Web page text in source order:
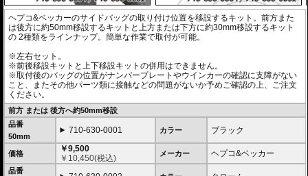
ヘプコ&ベッカーのサイドバッグの取り付け位置を移設するキット。前方また
は後方に約50mm移設するキットと上方または下方に約30mm移設するキット
の 2種類をラインナップ。簡単な作業で取付が可能。
※左右セット。
※前後移設キットと上下移設キットの併用はできません。
※取付後のバッグの位置がナンバープレートやウインカーの確認に支障がない
こと、またその他パーツ類に接触などの問題がないか予めご確認の上、ご注文
ください。
前方 または 後方へ約50mm移設
品番
50mm
710-630-0001 カラー ブラック
価格
￥9,500
￥ 10,450(税込) メーカー ヘプコ&ベッカー
品番